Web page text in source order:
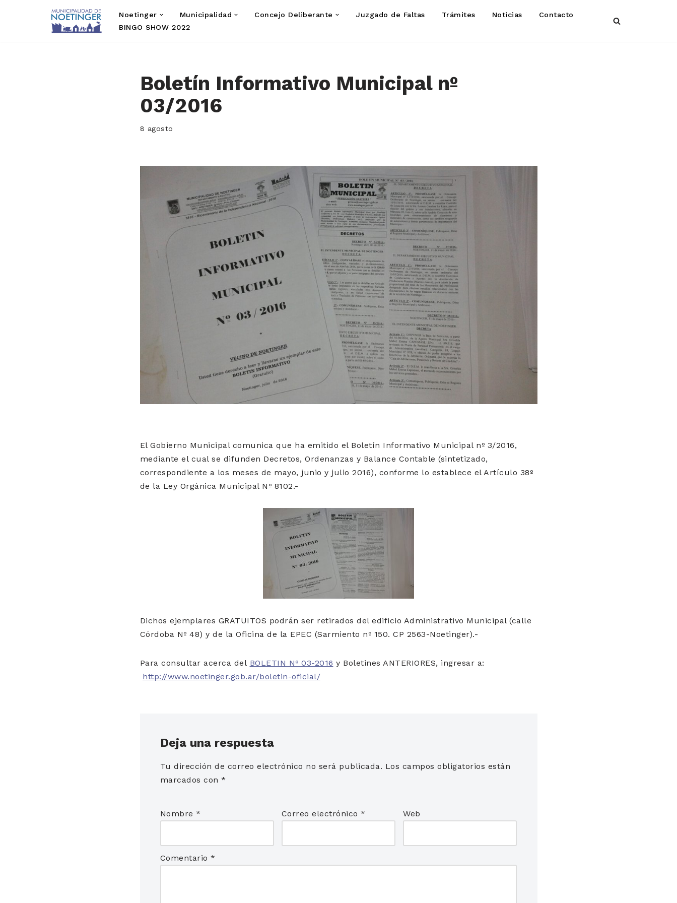
Noetinger Municipalidad Concejo Deliberante Juzgado de Faltas Trámites Noticias
Contacto
BINGO SHOW 2022
Boletín Informativo Municipal nº
03/2016
8 agosto
El Gobierno Municipal comunica que ha emitido el Boletín Informativo Municipal nº 3/2016,
mediante el cual se difunden Decretos, Ordenanzas y Balance Contable (sintetizado,
correspondiente a los meses de mayo, junio y julio 2016), conforme lo establece el Artículo 38º
de la Ley Orgánica Municipal Nº 8102.-
Dichos ejemplares GRATUITOS podrán ser retirados del edificio Administrativo Municipal (calle
Córdoba Nº 48) y de la Oficina de la EPEC (Sarmiento nº 150. CP 2563-Noetinger).-
Para consultar acerca del BOLETIN Nº 03-2016 y Boletines ANTERIORES, ingresar a:
http://www.noetinger.gob.ar/boletin-oficial/
Deja una respuesta
Tu dirección de correo electrónico no será publicada. Los campos obligatorios están
marcados con *
Nombre * Correo electrónico* Web
Comentario *